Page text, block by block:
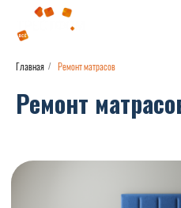
Главная / Ремонт матрасов
Ремонт